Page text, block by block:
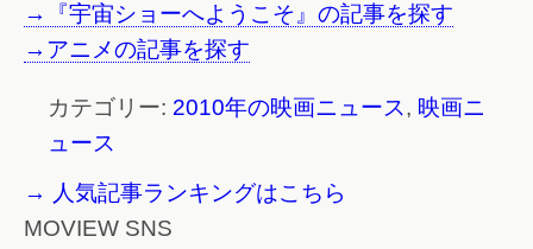
→『宇宙ショーへようこそ』の記事を探す
→アニメの記事を探す
カテゴリー: 2010年の映画ニュース, 映画ニ
ュース
→ 人気記事ランキングはこちら
MOVIEW SNS